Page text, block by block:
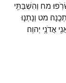
מח וְהִשְׁבַּתִּ֥י
מט וְנָתְנ֤וּ
אֲדֹנָ֥י יְהוִֽה׃